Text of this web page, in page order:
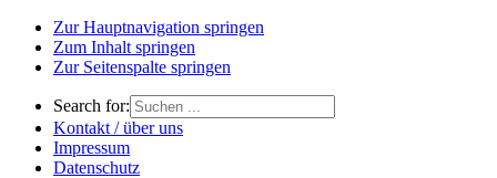
Zur Hauptnavigation springen
Zum Inhalt springen
Zur Seitenspalte springen
Search for:
Kontakt / über uns
Impressum
Datenschutz